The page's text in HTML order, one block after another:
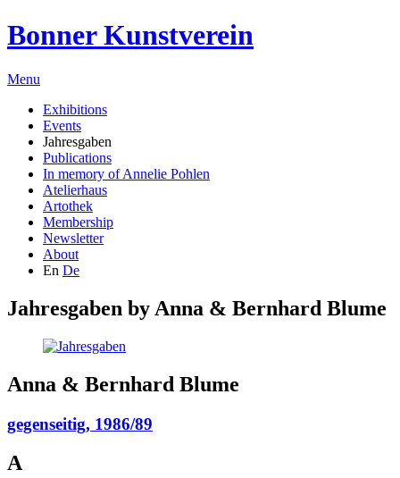
Bonner Kunstverein
Menu
Exhibitions
Events
Jahresgaben
Publications
In memory of Annelie Pohlen
Atelierhaus
Artothek
Membership
Newsletter
About
En De
Jahresgaben by Anna & Bernhard Blume
Anna & Bernhard Blume
gegenseitig, 1986/89
A